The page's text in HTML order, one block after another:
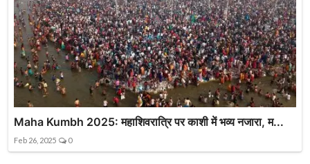
Maha Kumbh 2025: महाशिवरात्रि पर काशी में भव्य नजारा, म...
Feb 26, 2025 0